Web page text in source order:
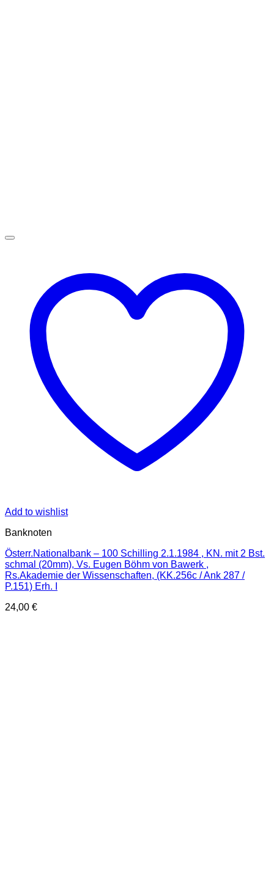
Add to wishlist
Banknoten
Österr.Nationalbank – 100 Schilling 2.1.1984 , KN. mit 2 Bst.
schmal (20mm), Vs. Eugen Böhm von Bawerk ,
Rs.Akademie der Wissenschaften, (KK.256c / Ank 287 /
P.151) Erh. I
24,00 €